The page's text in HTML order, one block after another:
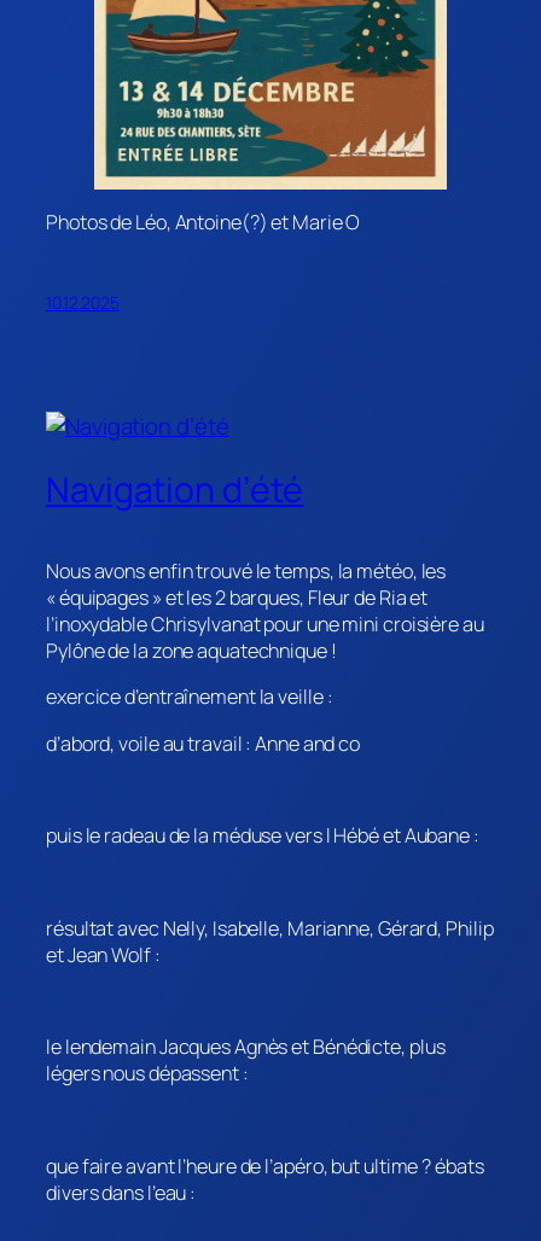
Photos de Léo, Antoine(?) et Marie O
10.12.2025
Navigation d’été
Nous avons enfin trouvé le temps, la météo, les
« équipages » et les 2 barques, Fleur de Ria et
l’inoxydable Chrisylvanat pour une mini croisière au
Pylône de la zone aquatechnique !
exercice d’entraînement la veille :
d’abord, voile au travail : Anne and co
puis le radeau de la méduse vers l Hébé et Aubane :
résultat avec Nelly, Isabelle, Marianne, Gérard, Philip
et Jean Wolf :
le lendemain Jacques Agnès et Bénédicte, plus
légers nous dépassent :
que faire avant l’heure de l’apéro, but ultime ? ébats
divers dans l’eau :